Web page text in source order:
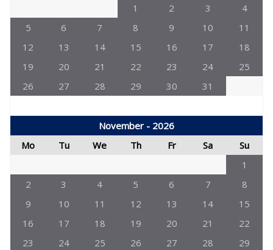
1
2 3
4
5
6 7 8 9 10
11
12
13 14 15 16 17
18
19
20 21 22 23 24
25
26
27 28 29 30 31
November - 2026
Mo
Tu We Th Fr Sa
Su
1
2
3 4 5 6 7
8
9
10 11 12 13 14
15
16
17 18 19 20 21
22
23
24 25 26 27 28
29